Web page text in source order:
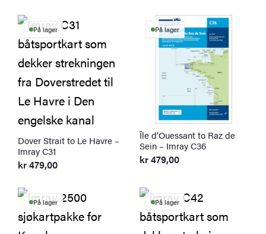
På lager
Dover Strait to Le Havre –
Imray C31
kr479,00
På lager
Île d’Ouessant to Raz de
Sein – Imray C36
kr479,00
På lager På lager